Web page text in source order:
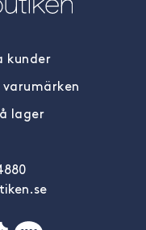
kunder
varumärken
lager